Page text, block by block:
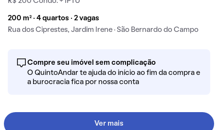
200 m² · 4 quartos · 2 vagas
Rua dos Ciprestes, Jardim Irene · São Bernardo do Campo
Compre seu imóvel sem complicação
O QuintoAndar te ajuda do início ao fim da compra e
a burocracia fica por nossa conta
Ver mais